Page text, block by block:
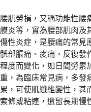
腰肌勞損，又稱功能性腰
膜炎等，實為腰部肌肉及
傷性炎症，是腰痛的常見
骶部脹痛、痠痛，反復發
程度而變化，如日間勞累
重，為臨床常見病，多發
累，可使肌纖維變性，甚
索條或粘連，遺留長期慢